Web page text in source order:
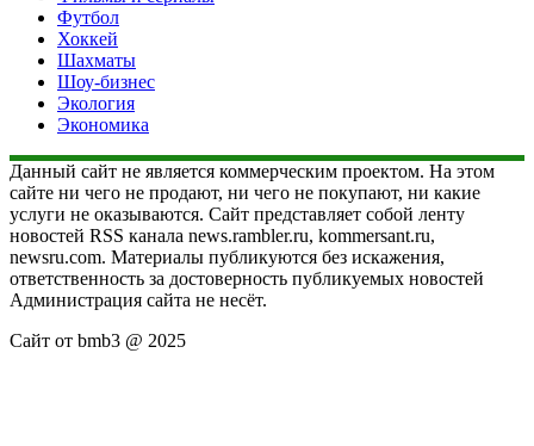
Футбол
Хоккей
Шахматы
Шоу-бизнес
Экология
Экономика
Данный сайт не является коммерческим проектом. На этом
сайте ни чего не продают, ни чего не покупают, ни какие
услуги не оказываются. Сайт представляет собой ленту
новостей RSS канала news.rambler.ru, kommersant.ru,
newsru.com. Материалы публикуются без искажения,
ответственность за достоверность публикуемых новостей
Администрация сайта не несёт.
Сайт от bmb3 @ 2025